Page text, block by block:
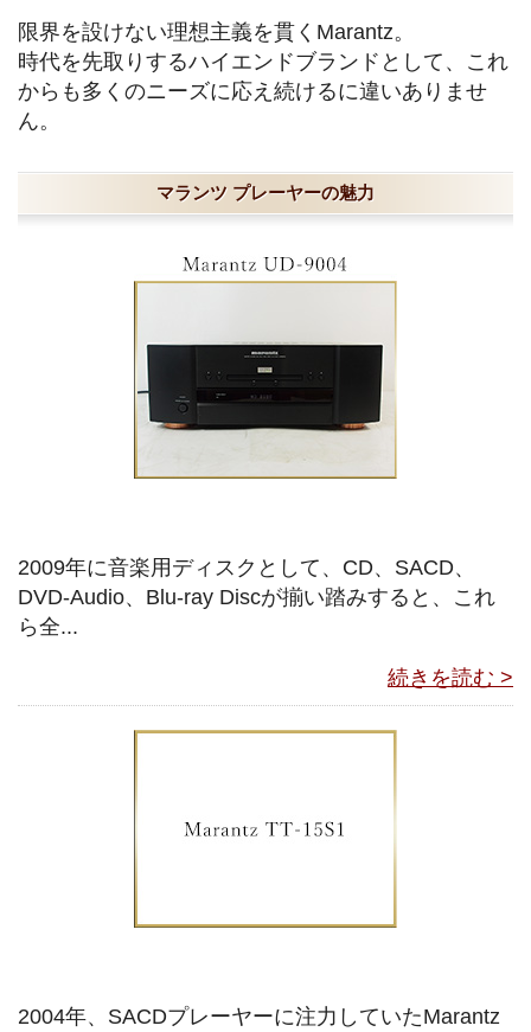
限界を設けない理想主義を貫くMarantz。
時代を先取りするハイエンドブランドとして、これ
からも多くのニーズに応え続けるに違いありませ
ん。
マランツ プレーヤーの魅力
2009年に音楽用ディスクとして、CD、SACD、
DVD-Audio、Blu-ray Discが揃い踏みすると、これ
ら全...
続きを読む >
2004年、SACDプレーヤーに注力していたMarantz